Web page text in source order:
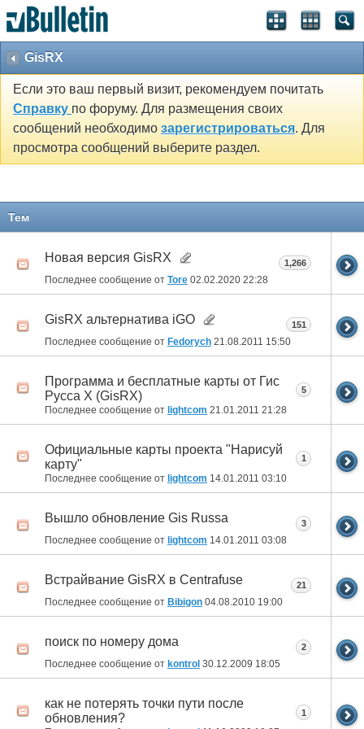
GisRX
Если это ваш первый визит, рекомендуем почитать
Справку по форуму. Для размещения своих
сообщений необходимо зарегистрироваться. Для
просмотра сообщений выберите раздел.
Тем
Новая версия GisRX
Последнее сообщение от Tore 02.02.2020 22:28
1,266
GisRX альтернатива iGO
Последнее сообщение от Fedorych 21.08.2011 15:50
151
Программа и бесплатные карты от Гис
Русса X (GisRX)
Последнее сообщение от lightcom 21.01.2011 21:28
5
Официальные карты проекта "Нарисуй
карту"
Последнее сообщение от lightcom 14.01.2011 03:10
1
Вышло обновление Gis Russa
Последнее сообщение от lightcom 14.01.2011 03:08
3
Встрайвание GisRX в Centrafuse
Последнее сообщение от Bibigon 04.08.2010 19:00
21
поиск по номеру дома
Последнее сообщение от kontrol 30.12.2009 18:05
2
как не потерять точки пути после
обновления?
1